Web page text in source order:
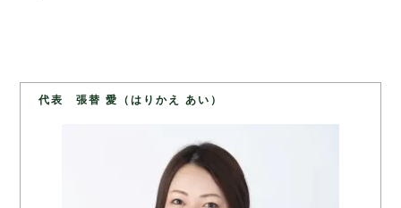
代表 張替 愛（はりかえ あい）